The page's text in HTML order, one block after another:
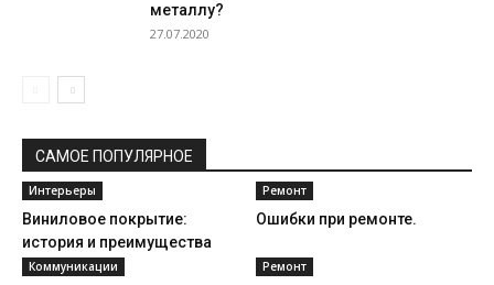
металлу?
27.07.2020
САМОЕ ПОПУЛЯРНОЕ
Интерьеры
Виниловое покрытие:
история и преимущества
Ремонт
Ошибки при ремонте.
Коммуникации Ремонт